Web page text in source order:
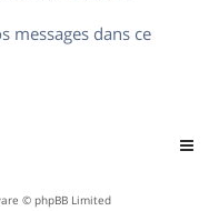
messages dans ce
© phpBB Limited